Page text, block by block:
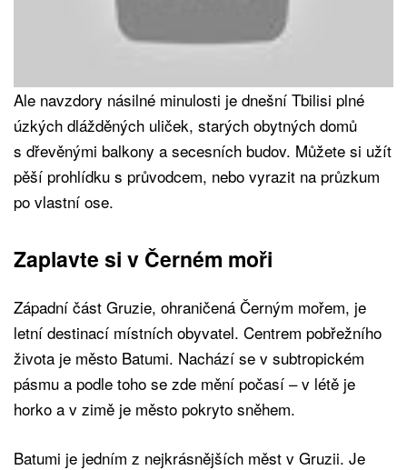
Ale navzdory násilné minulosti je dnešní Tbilisi plné
úzkých dlážděných uliček, starých obytných domů
s dřevěnými balkony a secesních budov. Můžete si užít
pěší prohlídku s průvodcem, nebo vyrazit na průzkum
po vlastní ose.
Zaplavte si v Černém moři
Západní část Gruzie, ohraničená Černým mořem, je
letní destinací místních obyvatel. Centrem pobřežního
života je město Batumi. Nachází se v subtropickém
pásmu a podle toho se zde mění počasí – v létě je
horko a v zimě je město pokryto sněhem.
Batumi je jedním z nejkrásnějších měst v Gruzii. Je